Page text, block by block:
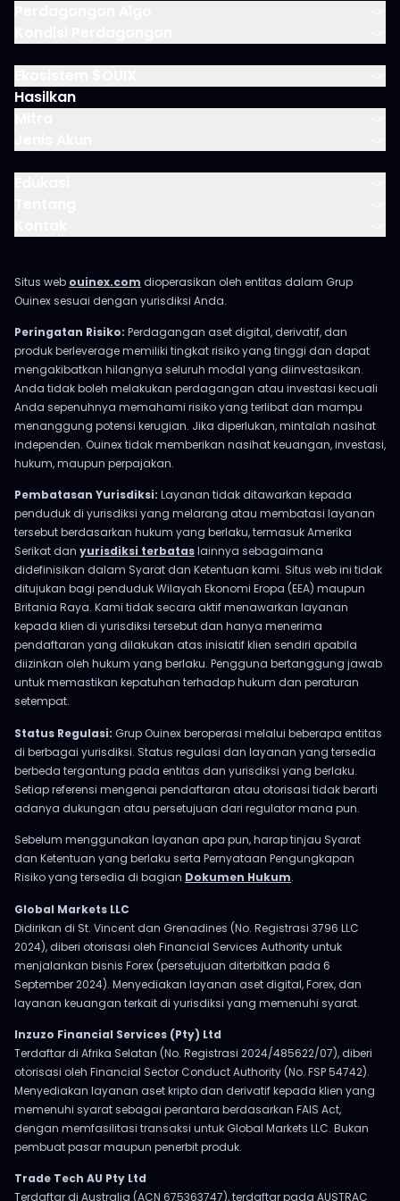
Hasilkan
Situs web ouinex.com dioperasikan oleh entitas dalam Grup
Ouinex sesuai dengan yurisdiksi Anda.
Peringatan Risiko: Perdagangan aset digital, derivatif, dan
produk berleverage memiliki tingkat risiko yang tinggi dan dapat
mengakibatkan hilangnya seluruh modal yang diinvestasikan.
Anda tidak boleh melakukan perdagangan atau investasi kecuali
Anda sepenuhnya memahami risiko yang terlibat dan mampu
menanggung potensi kerugian. Jika diperlukan, mintalah nasihat
independen. Ouinex tidak memberikan nasihat keuangan, investasi,
hukum, maupun perpajakan.
Pembatasan Yurisdiksi: Layanan tidak ditawarkan kepada
penduduk di yurisdiksi yang melarang atau membatasi layanan
tersebut berdasarkan hukum yang berlaku, termasuk Amerika
Serikat dan yurisdiksi terbataslainnya sebagaimana
didefinisikan dalam Syarat dan Ketentuan kami. Situs web ini tidak
ditujukan bagi penduduk Wilayah Ekonomi Eropa (EEA) maupun
Britania Raya. Kami tidak secara aktif menawarkan layanan
kepada klien di yurisdiksi tersebut dan hanya menerima
pendaftaran yang dilakukan atas inisiatif klien sendiri apabila
diizinkan oleh hukum yang berlaku. Pengguna bertanggung jawab
untuk memastikan kepatuhan terhadap hukum dan peraturan
setempat.
Status Regulasi: Grup Ouinex beroperasi melalui beberapa entitas
di berbagai yurisdiksi. Status regulasi dan layanan yang tersedia
berbeda tergantung pada entitas dan yurisdiksi yang berlaku.
Setiap referensi mengenai pendaftaran atau otorisasi tidak berarti
adanya dukungan atau persetujuan dari regulator mana pun.
Sebelum menggunakan layanan apa pun, harap tinjau Syarat
dan Ketentuan yang berlaku serta Pernyataan Pengungkapan
Risiko yang tersedia di bagian Dokumen Hukum.
Global Markets LLC
Didirikan di St. Vincent dan Grenadines (No. Registrasi 3796 LLC
2024), diberi otorisasi oleh Financial Services Authority untuk
menjalankan bisnis Forex (persetujuan diterbitkan pada 6
September 2024). Menyediakan layanan aset digital, Forex, dan
layanan keuangan terkait di yurisdiksi yang memenuhi syarat.
Inzuzo Financial Services (Pty) Ltd
Terdaftar di Afrika Selatan (No. Registrasi 2024/485622/07), diberi
otorisasi oleh Financial Sector Conduct Authority (No. FSP 54742).
Menyediakan layanan aset kripto dan derivatif kepada klien yang
memenuhi syarat sebagai perantara berdasarkan FAIS Act,
dengan memfasilitasi transaksi untuk Global Markets LLC. Bukan
pembuat pasar maupun penerbit produk.
Trade Tech AU Pty Ltd
Terdaftar di Australia (ACN 675363747), terdaftar pada AUSTRAC